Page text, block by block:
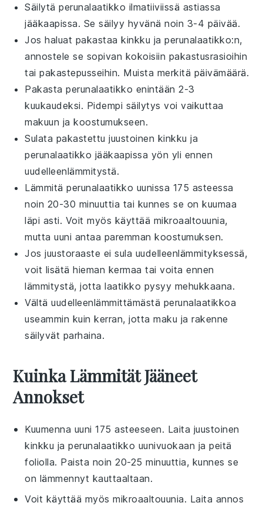
Säilytäperunalaatikko ilmatiiviissä astiassa
jääkaapissa. Se säilyy hyvänä noin 3-4 päivää.
Jos haluat pakastaakinkku ja perunalaatikko:n,
annostele se sopivan kokoisiin pakastusrasioihin
tai pakastepusseihin. Muista merkitä päivämäärä.
Pakastaperunalaatikko enintään 2-3
kuukaudeksi. Pidempi säilytys voi vaikuttaa
makuun ja koostumukseen.
Sulata pakastettujuustoinen kinkku ja
perunalaatikko jääkaapissa yön yli ennen
uudelleenlämmitystä.
Lämmitäperunalaatikko uunissa 175 asteessa
noin 20-30 minuuttia tai kunnes se on kuumaa
läpi asti. Voit myös käyttää mikroaaltouunia,
mutta uuni antaa paremman koostumuksen.
Josjuustoraaste ei sula uudelleenlämmityksessä,
voit lisätä hieman kermaa taivoita ennen
lämmitystä, jotta laatikko pysyy mehukkaana.
Vältä uudelleenlämmittämästä perunalaatikkoa
useammin kuin kerran, jotta maku ja rakenne
säilyvät parhaina.
Kuinka Lämmität Jääneet
Annokset
Kuumenna uuni 175 asteeseen. Laita juustoinen
kinkku ja perunalaatikko uunivuokaan ja peitä
foliolla. Paista noin 20-25 minuuttia, kunnes se
on lämmennyt kauttaaltaan.
Voit käyttää myösmikroaaltouunia. Laita annos